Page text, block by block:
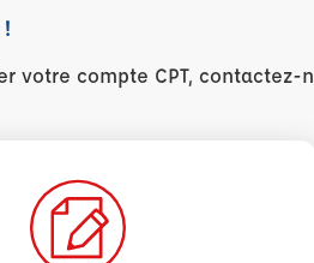
votre compte CPT, contactez-